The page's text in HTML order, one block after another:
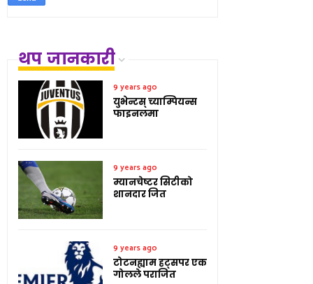
थप जानकारी
9 years ago
युभेन्टस् च्याम्पियन्स
फाइनलमा
9 years ago
म्यानचेष्टर सिटीको
शानदार जित
9 years ago
टोटनह्याम हट्सपर एक
गोलले पराजित